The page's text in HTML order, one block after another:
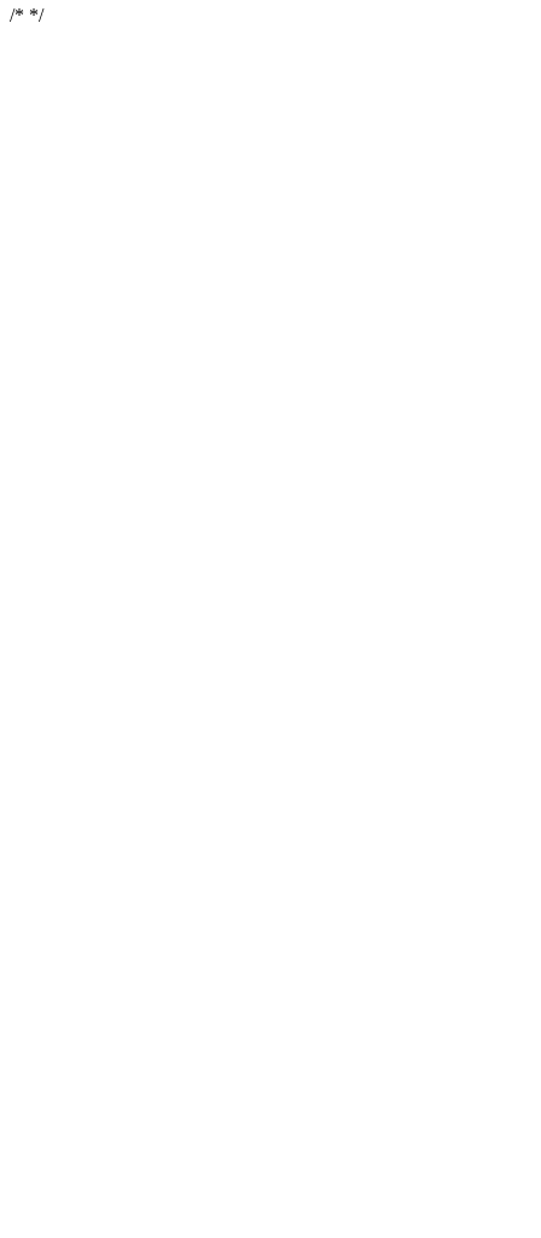
/* */